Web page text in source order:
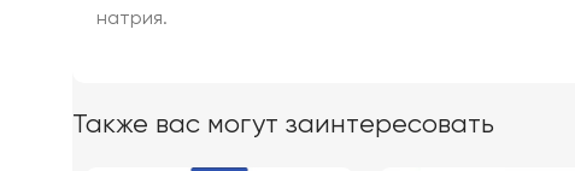
натрия.
Также вас могут заинтересовать